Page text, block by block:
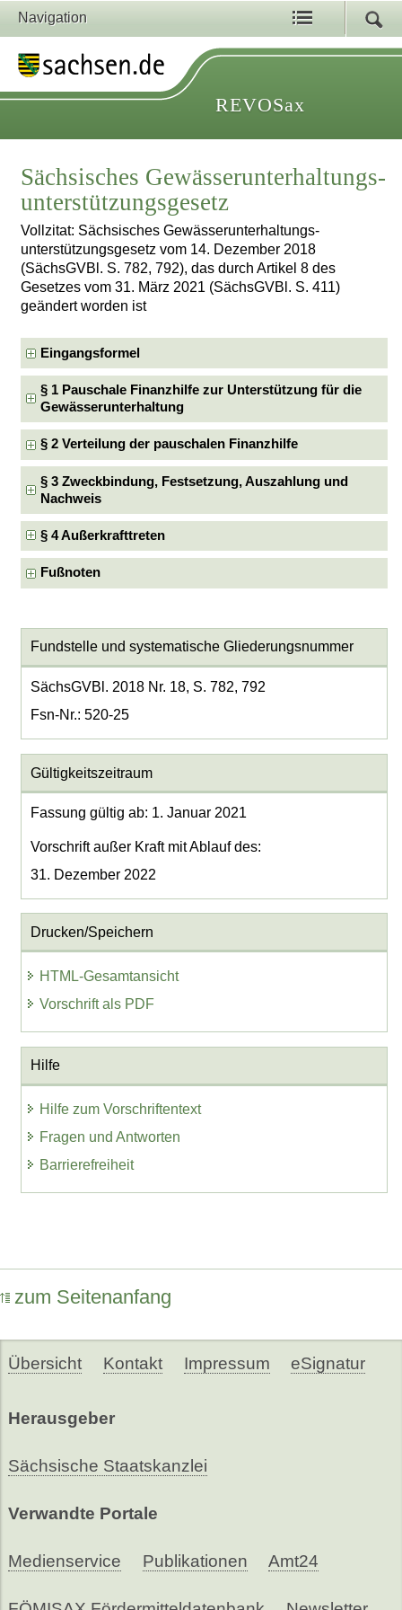
Navigation
REVOSax
Sächsisches Gewässerunterhaltungs­
unterstützungsgesetz
Vollzitat: Sächsisches Gewässerunterhaltungs­
unterstützungsgesetz vom 14. Dezember 2018
(SächsGVBl. S. 782, 792), das durch Artikel 8 des
Gesetzes vom 31. März 2021 (SächsGVBl. S. 411)
geändert worden ist
Eingangsformel
§ 1 Pauschale Finanzhilfe zur Unterstützung für die
Gewässerunterhaltung
§ 2 Verteilung der pauschalen Finanzhilfe
§ 3 Zweckbindung, Festsetzung, Auszahlung und
Nachweis
§ 4 Außerkrafttreten
Fußnoten
Fundstelle und systematische Gliederungsnummer
SächsGVBl. 2018 Nr. 18, S. 782, 792
Fsn-Nr.: 520-25
Gültigkeitszeitraum
Fassung gültig ab: 1. Januar 2021
Vorschrift außer Kraft mit Ablauf des:
31. Dezember 2022
Drucken/Speichern
HTML-Gesamtansicht
Vorschrift als PDF
Hilfe
Hilfe zum Vorschriftentext
Fragen und Antworten
Barrierefreiheit
zum Seitenanfang
Übersicht Kontakt Impressum eSignatur
Herausgeber
Sächsische Staatskanzlei
Verwandte Portale
Medienservice Publikationen Amt24